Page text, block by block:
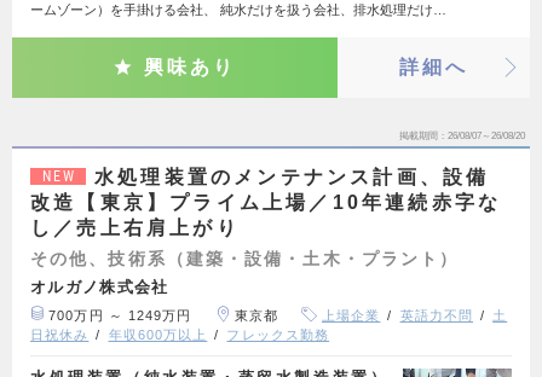
ームゾーン）を手掛ける会社、 純水だけを扱う会社、排水処理だけ…
興味あり 詳細へ
掲載期間 26/08/07～26/08/20
NEW
水処理装置のメンテナンス計画、設備
改造【東京】プライム上場／10年連続赤字な
し／売上右肩上がり
その他、技術系（建築・設備・土木・プラント）
オルガノ株式会社
700万円 ～ 1249万円 東京都 上場企業 英語力不問
土
日祝休み
年収600万以上 フレックス勤務